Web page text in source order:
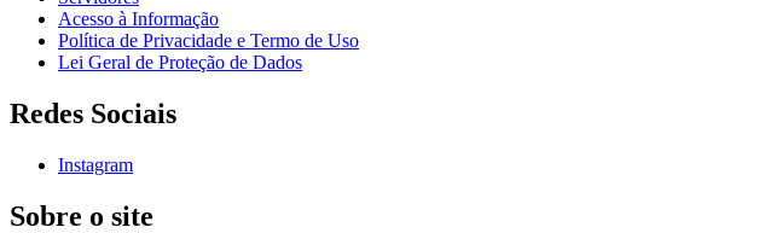
Acesso à Informação
Política de Privacidade e Termo de Uso
Lei Geral de Proteção de Dados
Redes Sociais
Instagram
Sobre o site